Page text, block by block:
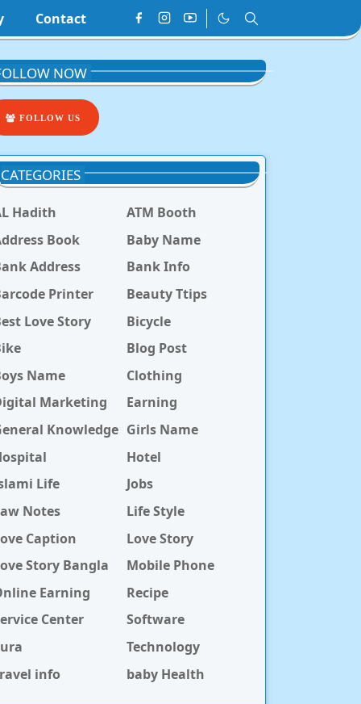
Contact
NOW
FOLLOW US
CATEGORIES
Hadith
ATM Booth
Book
Baby Name
Address
Bank Info
Printer
Beauty Ttips
Love Story
Bicycle
Blog Post
Name
Clothing
Marketing
Earning
Knowledge Girls Name
Hotel
Life
Jobs
Notes
Life Style
Caption
Love Story
Story Bangla
Mobile Phone
Earning
Recipe
Center
Software
Technology
info
baby Health